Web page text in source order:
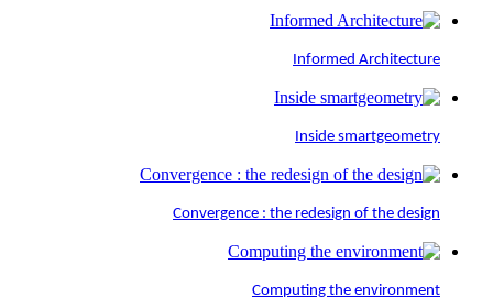
Informed Architecture
Inside smartgeometry
Convergence : the redesign of the design
Computing the environment